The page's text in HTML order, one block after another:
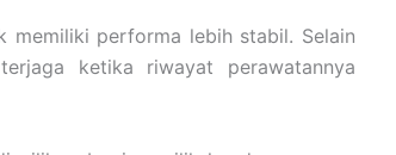
memiliki performa lebih stabil. Selain
ketika riwayat perawatannya